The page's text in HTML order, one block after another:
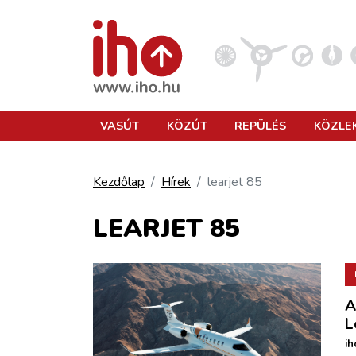
REPÜLÉS
KÖZLEKEDÉSFEJLESZTÉS
ELLÁTÁSI LÁNC
VASÚT KÖZÚT REPÜLÉS
Kezdőlap Hírek learjet 85
LEARJET 85